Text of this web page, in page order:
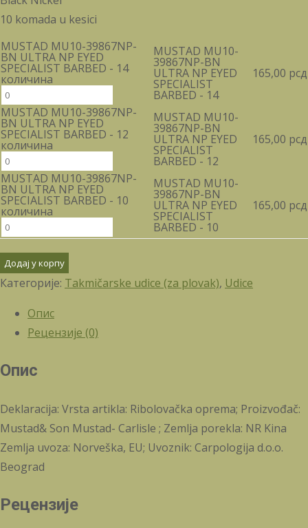
10 komada u kesici
MUSTAD MU10-39867NP-
BN ULTRA NP EYED
SPECIALIST BARBED - 14
количина
MUSTAD MU10-
39867NP-BN
ULTRA NP EYED
SPECIALIST
BARBED - 14
165,00 рсд
MUSTAD MU10-39867NP-
BN ULTRA NP EYED
SPECIALIST BARBED - 12
количина
MUSTAD MU10-
39867NP-BN
ULTRA NP EYED
SPECIALIST
BARBED - 12
165,00 рсд
MUSTAD MU10-39867NP-
BN ULTRA NP EYED
SPECIALIST BARBED - 10
количина
MUSTAD MU10-
39867NP-BN
ULTRA NP EYED
SPECIALIST
BARBED - 10
165,00 рсд
Додај у корпу
Категорије: Takmičarske udice (za plovak), Udice
Опис
Рецензије (0)
Опис
Deklaracija: Vrsta artikla: Ribolovačka oprema; Proizvođač:
Mustad& Son Mustad- Carlisle ; Zemlja porekla: NR Kina
Zemlja uvoza: Norveška, EU; Uvoznik: Carpologija d.o.o.
Beograd
Рецензије